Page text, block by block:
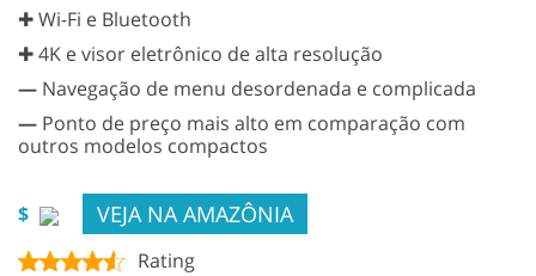
✚ Wi-Fi e Bluetooth
✚ 4K e visor eletrônico de alta resolução
— Navegação de menu desordenada e complicada
— Ponto de preço mais alto em comparação com
outros modelos compactos
$ VEJA NA AMAZÔNIA
Rating